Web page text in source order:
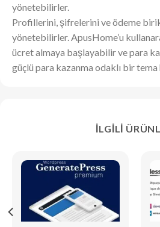
yönetebilirler.
Profillerini, şifrelerini ve ödeme
yönetebilirler. ApusHome’u
ücret almaya başlayabilir ve para
güçlü para kazanma odaklı bir tema
İLGILI